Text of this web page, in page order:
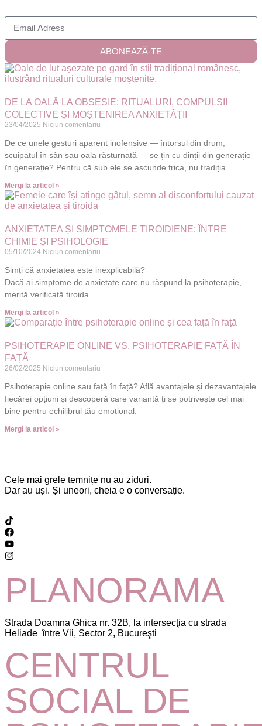
ABONEAZĂ-TE
DE LA OALĂ LA OBSESIE: RITUALURI, COMPULSII
COLECTIVE ȘI MOȘTENIREA ANXIETĂȚII
23/04/2025 Niciun comentariu
De ce unele gesturi aparent inofensive — întorsul din drum,
scuipatul în sân sau oala răsturnată — se țin cu dinții din generație
în generație? Pentru că sub ele se ascunde frica, nu tradiția.
Mergi la articol »
ANXIETATEA ȘI SIMPTOMELE TIROIDIENE: ÎNTRE
CHIMIE ȘI PSIHOLOGIE
05/10/2024 Niciun comentariu
Simți că anxietatea este inexplicabilă?
Dacă ai simptome de anxietate care nu răspund la psihoterapie,
merită verificată tiroida.
Mergi la articol »
PSIHOTERAPIE ONLINE VS. PSIHOTERAPIE FAȚĂ ÎN
FAȚĂ
26/02/2025 Niciun comentariu
Psihoterapie online sau față în față? Află avantajele și dezavantajele
fiecărei opțiuni și descoperă care variantă ți se potrivește cel mai
bine pentru echilibrul tău emoțional.
Mergi la articol »
Cele mai grele temnițe nu au ziduri.
Dar au uși. Și uneori, cheia e o conversație.
PLANORAMA
Strada Doamna Ghica nr. 32B, la intersecţia cu strada
Heliade între Vii, Sector 2, Bucureşti
CENTRUL
SOCIAL DE